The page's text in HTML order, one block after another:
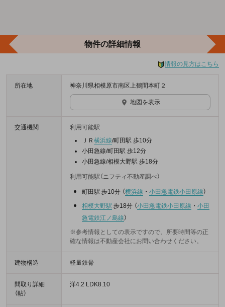
物件の詳細情報
情報の見方はこちら
所在地 神奈川県相模原市南区上鶴間本町２
地図を表示
交通機関
利用可能駅
ＪＲ 横浜線/町田駅 歩10分
小田急線/町田駅 歩12分
小田急線/相模大野駅 歩18分
利用可能駅（ニフティ不動産調べ）
町田駅 歩10分 （横浜線 ・ 小田急電鉄小田原線）
相模大野駅 歩18分 （小田急電鉄小田原線 ・ 小田
急電鉄江ノ島線）
※参考情報としての表示ですので、所要時間等の正
確な情報は不動産会社にお問い合わせください。
建物構造 軽量鉄骨
間取り詳細
（帖）
洋4.2 LDK8.10